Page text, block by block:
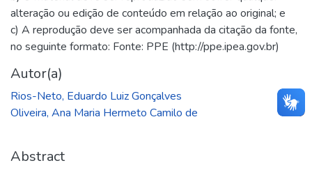
alteração ou edição de conteúdo em relação ao original; e
c) A reprodução deve ser acompanhada da citação da fonte,
no seguinte formato: Fonte: PPE (http://ppe.ipea.gov.br)
Autor(a)
Rios-Neto, Eduardo Luiz Gonçalves
Oliveira, Ana Maria Hermeto Camilo de
Abstract